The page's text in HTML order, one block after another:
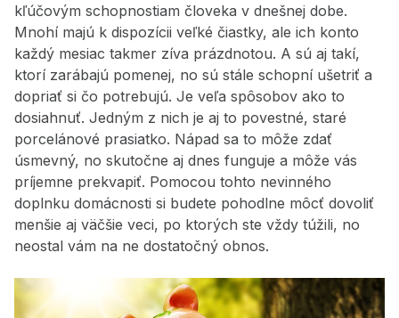
kľúčovým schopnostiam človeka v dnešnej dobe.
Mnohí majú k dispozícii veľké čiastky, ale ich konto
každý mesiac takmer zíva prázdnotou. A sú aj takí,
ktorí zarábajú pomenej, no sú stále schopní ušetriť a
dopriať si čo potrebujú. Je veľa spôsobov ako to
dosiahnuť. Jedným z nich je aj to povestné, staré
porcelánové prasiatko. Nápad sa to môže zdať
úsmevný, no skutočne aj dnes funguje a môže vás
príjemne prekvapiť. Pomocou tohto nevinného
doplnku domácnosti si budete pohodlne môcť dovoliť
menšie aj väčšie veci, po ktorých ste vždy túžili, no
neostal vám na ne dostatočný obnos.